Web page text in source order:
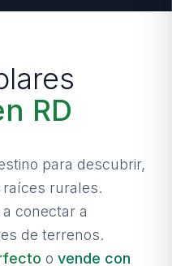
RD
para descubrir,
rurales.
conectar a
de terrenos.
o vende con